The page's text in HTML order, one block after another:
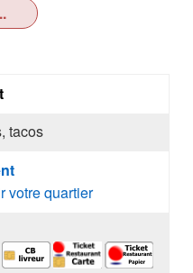
tacos
votre quartier